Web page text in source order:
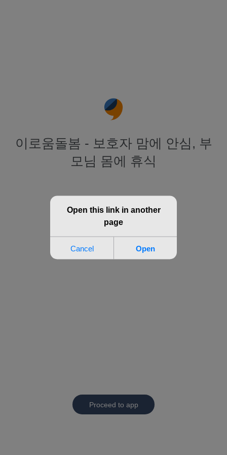
이로움돌봄 - 보호자 맘에 안심, 부
모님 몸에 휴식
Proceed to app